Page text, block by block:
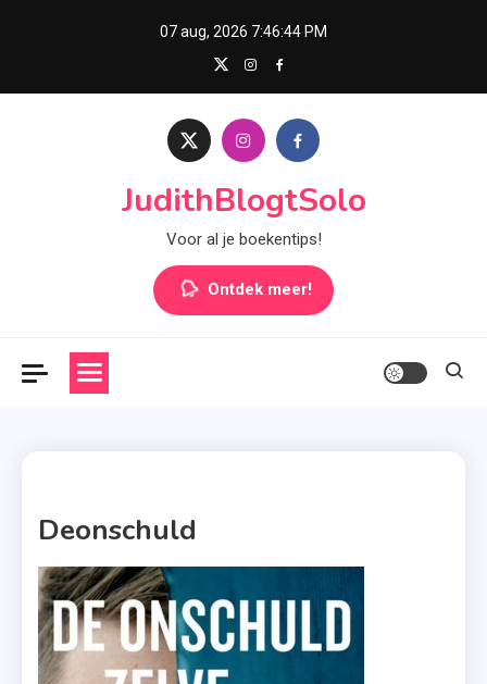
07 aug, 2026 7:46:45 PM
JudithBlogtSolo
Voor al je boekentips!
Ontdek meer!
Deonschuld